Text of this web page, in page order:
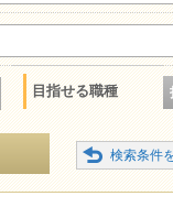
目指せる職種